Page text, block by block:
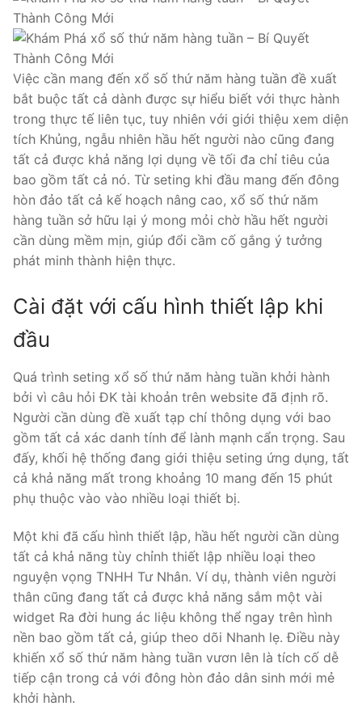
Việc cần mang đến xổ số thứ năm hàng tuần đề xuất
bắt buộc tất cả dành được sự hiểu biết với thực hành
trong thực tế liên tục, tuy nhiên với giới thiệu xem diện
tích Khủng, ngẫu nhiên hầu hết người nào cũng đang
tất cả được khả năng lợi dụng về tối đa chỉ tiêu của
bao gồm tất cả nó. Từ seting khi đầu mang đến đông
hòn đảo tất cả kế hoạch nâng cao, xổ số thứ năm
hàng tuần sở hữu lại ý mong mỏi chờ hầu hết người
cần dùng mềm mịn, giúp đổi cầm cố gắng ý tưởng
phát minh thành hiện thực.
Cài đặt với cấu hình thiết lập khi
đầu
Quá trình seting xổ số thứ năm hàng tuần khởi hành
bởi vì câu hỏi ĐK tài khoản trên website đã định rõ.
Người cần dùng đề xuất tạp chí thông dụng với bao
gồm tất cả xác danh tính để lành mạnh cẩn trọng. Sau
đấy, khối hệ thống đang giới thiệu seting ứng dụng, tất
cả khả năng mất trong khoảng 10 mang đến 15 phút
phụ thuộc vào vào nhiều loại thiết bị.
Một khi đã cấu hình thiết lập, hầu hết người cần dùng
tất cả khả năng tùy chỉnh thiết lập nhiều loại theo
nguyện vọng TNHH Tư Nhân. Ví dụ, thành viên người
thân cũng đang tất cả được khả năng sắm một vài
widget Ra đời hung ác liệu không thể ngay trên hình
nền bao gồm tất cả, giúp theo dõi Nhanh lẹ. Điều này
khiến xổ số thứ năm hàng tuần vươn lên là tích cố dễ
tiếp cận trong cả với đông hòn đảo dân sinh mới mẻ
khởi hành.